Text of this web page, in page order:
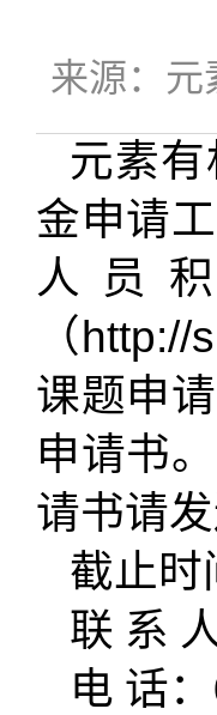
来源： 元
元素
金申请
人员
（ http://
课题申
申请书
请书请
截止时
联 系
电 话：